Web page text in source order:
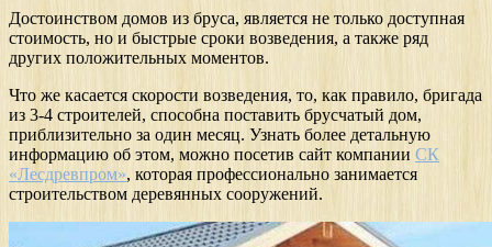
Достоинством домов из бруса, является не только доступная
стоимость, но и быстрые сроки возведения, а также ряд
других положительных моментов.
Что же касается скорости возведения, то, как правило, бригада
из 3-4 строителей, способна поставить брусчатый дом,
приблизительно за один месяц. Узнать более детальную
информацию об этом, можно посетив сайт компании СК
«Лесдревпром», которая профессионально занимается
строительством деревянных сооружений.